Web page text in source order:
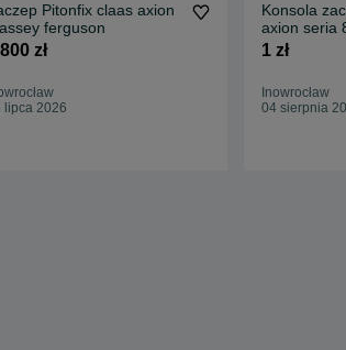
Pitonfix claas axion
ferguson
zł
lipca 2026
Konsola
1 zł
Inowrocław
04 sierpnia